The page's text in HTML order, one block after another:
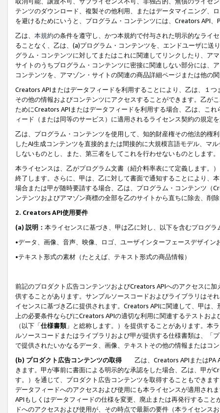
テンツのダウンロード、複製その他利用、またはデータマイニング、
を避けるためにいうと、プログラム・コンテンツには、Creators API
乙は、 本規約の条件を遵守し、かつ本規約で付与された明示的なライ
ることなく、乙は、(a)プログラム・コンテンツを、エンドユーザに
グラム・コンテンツに対してまたはこれに関連してリンクしたり、ア
サイトのうちプログラム・コンテンツに密接に関連しない部分には、
コンテンツを、アマゾン・サイトの関連の商品詳細ページまたは他の
Creators APIまたはデータフィードを利用することにより、乙は、１
その他の情報およびコンテンツにアクセスすることができます。乙が
ためにCreators APIまたはデータフィードを利用する場合、乙は、こ
ィード（または同等のサービス）に適用されるライセンス契約の規定
乙は、プログラム・コンテンツを使用して、知的財産権その他法的権
したAI生成コンテンツを直接的または間接的に大規模言語モデル、マ
しないものとし、また、第三者をしてこれを行わせないものとします。
本ライセンスは、乙がプログラム文書（紹介料率表にて定義します。
終了します。さらに、甲は、乙に対して書面で通知することにより、
場合または甲が随時要請する場合、乙は、プログラム・コンテンツ（
ンテンツおよびアマゾン商標の全部を乙のサイトから直ちに除去、削
2. Creators API使用要件
(a) 説明： 本ライセンスに基づき、甲は乙に対し、以下を含むプログ
•データ、画像、音声、映像、ロゴ、ユーザインターフェースデザイ
•テキスト形式の素材（たとえば、テキスト形式の商品情報）
前記のプロダクト広告コンテンツおよびCreators APIへのアクセスに
供することがあります。サンプルソースコードおよびライブラリはそ
イセンスに基づき乙に提供されます。Creators APIに関連して、甲は
上の必要条件ならびにCreators APIの適切な利用に関連するテストお
（以下「仕様書類」と総称します。）を提供することがあります。本
ルソースコードまたはライブラリおよび甲が提供する仕様書類は、「
で提供されたいかなるデータ、画像、テキストその他の情報またはコ
(b) プロダクト広告コンテンツの取得
乙は、Creators APIまたはPA
きます。甲が事前に書面による明示的な承認をした場合、乙は、甲が
す。）を通じて、プロダクト広告コンテンツを取得することもできま
データフィードへのアクセスおよび使用にも本ライセンスが適用され
APIもしくはデータフィードの仕様を変更、廃止または再発行するこ
ドへのアクセスおよび使用が、その時点で最新の要件（本ライセン